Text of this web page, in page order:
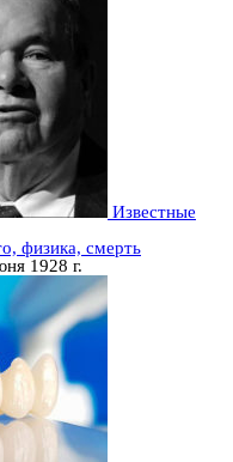
Известные
физика, смерть
1928 г.